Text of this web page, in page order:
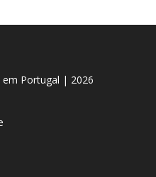
em Portugal | 2026